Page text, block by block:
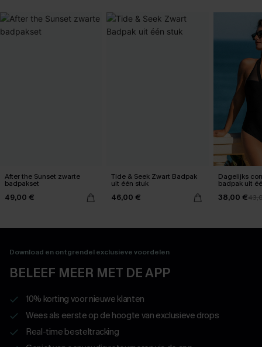
After the Sunset zwarte
badpakset
49,00 €
Tide & Seek Zwart Badpak
uit één stuk
46,00 €
Dagelijks
badpak uit
38,00 €
Download en ontgrendel exclusieve voordelen
BELEEF MEER MET DE APP
10% korting voor nieuwe klanten
Wees als eerste op de hoogte van exclusieve drops
Real-time besteltracking